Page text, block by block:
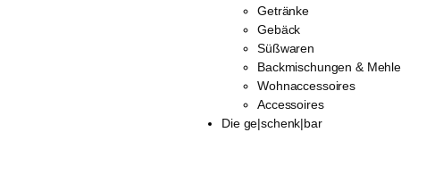
Getränke
Gebäck
Süßwaren
Backmischungen & Mehle
Wohnaccessoires
Accessoires
Die ge|schenk|bar